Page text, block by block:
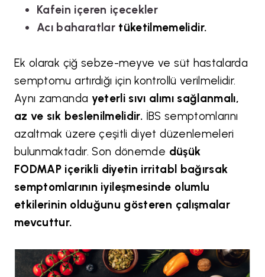
Kafein içeren içecekler
Acı baharatlar tüketilmemelidir.
Ek olarak çiğ sebze-meyve ve süt hastalarda
semptomu artırdığı için kontrollü verilmelidir.
Aynı zamanda yeterli sıvı alımı sağlanmalı,
az ve sık beslenilmelidir. İBS semptomlarını
azaltmak üzere çeşitli diyet düzenlemeleri
bulunmaktadır. Son dönemde düşük
FODMAP içerikli diyetin irritabl bağırsak
semptomlarının iyileşmesinde olumlu
etkilerinin olduğunu gösteren çalışmalar
mevcuttur.